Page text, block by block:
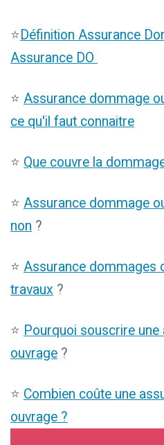
⭐Définition Assurance
Assurance DO
⭐ Assurance dommage
ce qu'il faut connaitre
⭐ Que couvre la
⭐ Assurance dommage
non ?
⭐ Assurance dommages
travaux ?
⭐ Pourquoi souscrire
ouvrage ?
⭐ Combien coûte une
ouvrage ?